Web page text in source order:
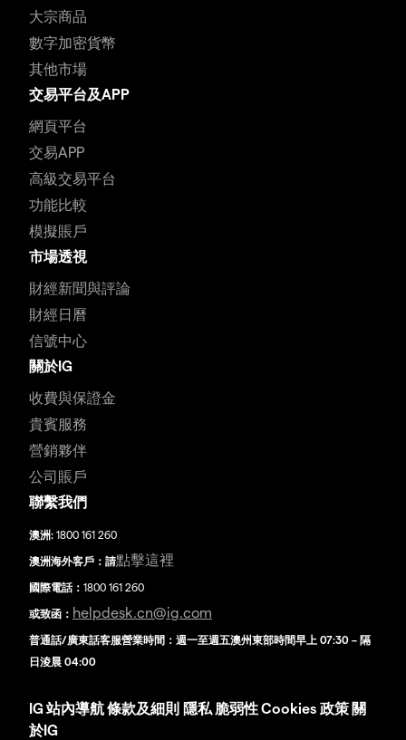
大宗商品
數字加密貨幣
其他市場
交易平台及APP
網頁平台
交易APP
高級交易平台
功能比較
模擬賬戶
市場透視
財經新聞與評論
財經日曆
信號中心
關於IG
收費與保證金
貴賓服務
營銷夥伴
公司賬戶
聯繫我們
澳洲: 1800 161 260
澳洲海外客戶：請點擊這裡
國際電話： 1800 161 260
或致函： helpdesk.cn@ig.com
普通話/廣東話客服營業時間：週一至週五澳州東部時間早上 07:30 – 隔
日淩晨 04:00
IG 站內導航條款及細則 隱私 脆弱性Cookies 政策 關
於IG